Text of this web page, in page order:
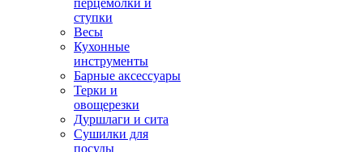
перцемолки и
ступки
Весы
Кухонные
инструменты
Барные аксессуары
Терки и
овощерезки
Дуршлаги и сита
Сушилки для
посуды